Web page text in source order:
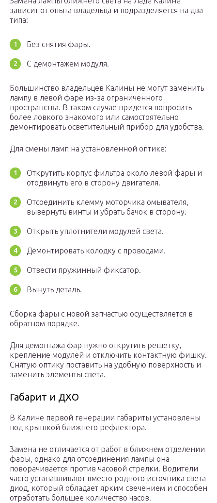
зависит от опыта владельца и подразделяется на два
типа:
Без снятия фары.
С демонтажем модуля.
Большинство владельцев Калины не могут заменить
лампу в левой фаре из-за ограниченного
пространства. В таком случае придется попросить
более ловкого знакомого или самостоятельно
демонтировать осветительный прибор для удобства.
Для смены ламп на установленной оптике:
Открутить корпус фильтра около левой фары и
отодвинуть его в сторону двигателя.
Отсоединить клемму моторчика омывателя,
вывернуть винты и убрать бачок в сторону.
Открыть уплотнители модулей света.
Демонтировать колодку с проводами.
Отвести пружинный фиксатор.
Вынуть деталь.
Сборка фары с новой запчастью осуществляется в
обратном порядке.
Для демонтажа фар нужно открутить решетку,
крепление модулей и отключить контактную фишку.
Снятую оптику поставить на удобную поверхность и
заменить элементы света.
Габарит и ДХО
В Калине первой генерации габариты установлены
под крышкой ближнего рефлектора.
Замена не отличается от работ в ближнем отделении
фары, однако для отсоединения лампы она
поворачивается против часовой стрелки. Водители
часто устанавливают вместо родного источника света
диод, который обладает ярким свечением и способен
отработать большее количество часов.